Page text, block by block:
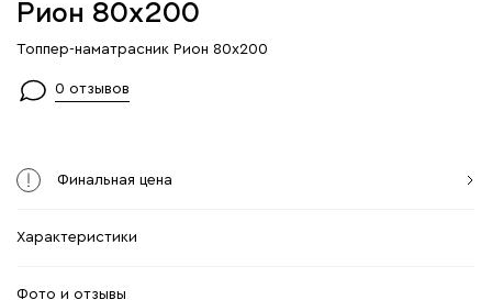
Рион 80x200
Топпер-наматрасник Рион 80x200
0 отзывов
Финальная цена
Характеристики
Фото и отзывы